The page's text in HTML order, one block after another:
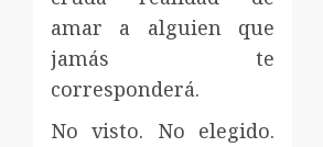
amar a alguien que
jamás te
corresponderá.
No visto. No elegido.